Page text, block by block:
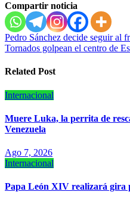
Compartir noticia
Navegación
de
entradas
Pedro Sánchez decide seguir al
Tornados golpean el centro de
Related Post
Internacional
Muere Luka, la perrita de
Venezuela
Ago 7, 2026
Internacional
Papa León XIV realizará gira